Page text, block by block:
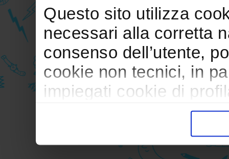
Questo sito utilizza
necessari alla corretta
consenso dell’utente,
cookie non tecnici, in
impiegati cookie di
trasferimento verso
durante la navigazione.